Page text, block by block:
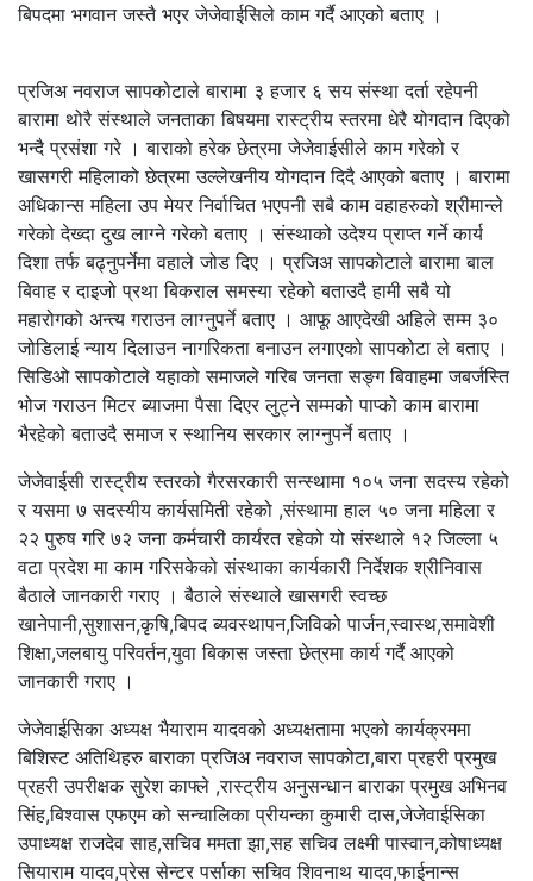
बिपदमा भगवान जस्तै भएर जेजेवाईसिले काम गर्दै आएको बताए ।
प्रजिअ नवराज सापकोटाले बारामा ३ हजार ६ सय संस्था दर्ता रहेपनी
बारामा थोरै संस्थाले जनताका बिषयमा रास्ट्रीय स्तरमा धेरै योगदान दिएको
भन्दै प्रसंशा गरे । बाराको हरेक छेत्रमा जेजेवाईसीले काम गरेको र
खासगरी महिलाको छेत्रमा उल्लेखनीय योगदान दिदै आएको बताए । बारामा
अधिकान्स महिला उप मेयर निर्वाचित भएपनी सबै काम वहाहरुको श्रीमान्ले
गरेको देख्दा दुख लाग्ने गरेको बताए । संस्थाको उदेश्य प्राप्त गर्ने कार्य
दिशा तर्फ बढ्नुपर्नेमा वहाले जोड दिए । प्रजिअ सापकोटाले बारामा बाल
बिवाह र दाइजो प्रथा बिकराल समस्या रहेको बताउदै हामी सबै यो
महारोगको अन्त्य गराउन लाग्नुपर्ने बताए । आफू आएदेखी अहिले सम्म ३०
जोडिलाई न्याय दिलाउन नागरिकता बनाउन लगाएको सापकोटा ले बताए ।
सिडिओ सापकोटाले यहाको समाजले गरिब जनता सङ्ग बिवाहमा जबर्जस्ति
भोज गराउन मिटर ब्याजमा पैसा दिएर लुट्ने सम्मको पाप्को काम बारामा
भैरहेको बताउदै समाज र स्थानिय सरकार लाग्नुपर्ने बताए ।
जेजेवाईसी रास्ट्रीय स्तरको गैरसरकारी सन्स्थामा १०५ जना सदस्य रहेको
र यसमा ७ सदस्यीय कार्यसमिती रहेको ,संस्थामा हाल ५० जना महिला र
२२ पुरुष गरि ७२ जना कर्मचारी कार्यरत रहेको यो संस्थाले १२ जिल्ला ५
वटा प्रदेश मा काम गरिसकेको संस्थाका कार्यकारी निर्देशक श्रीनिवास
बैठाले जानकारी गराए । बैठाले संस्थाले खासगरी स्वच्छ
खानेपानी,सुशासन,कृषि,बिपद ब्यवस्थापन,जिविको पार्जन,स्वास्थ,समावेशी
शिक्षा,जलबायु परिवर्तन,युवा बिकास जस्ता छेत्रमा कार्य गर्दै आएको
जानकारी गराए ।
जेजेवाईसिका अध्यक्ष भैयाराम यादवको अध्यक्षतामा भएको कार्यक्रममा
बिशिस्ट अतिथिहरु बाराका प्रजिअ नवराज सापकोटा,बारा प्रहरी प्रमुख
प्रहरी उपरीक्षक सुरेश काफ्ले ,रास्ट्रीय अनुसन्धान बाराका प्रमुख अभिनव
सिंह,बिश्वास एफएम को सन्चालिका प्रीयन्का कुमारी दास,जेजेवाईसिका
उपाध्यक्ष राजदेव साह,सचिव ममता झा,सह सचिव लक्ष्मी पास्वान,कोषाध्यक्ष
सियाराम यादव,प्रेस सेन्टर पर्साका सचिव शिवनाथ यादव,फाईनान्स